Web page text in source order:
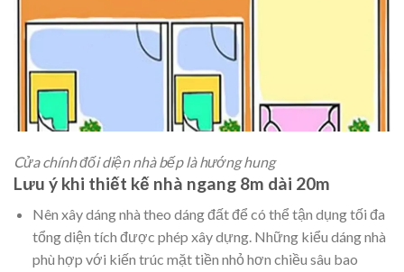
Cửa chính đối diện nhà bếp là hướng hung
Lưu ý khi thiết kế nhà ngang 8m dài 20m
Nên xây dáng nhà theo dáng đất để có thể tận dụng tối đa
tổng diện tích được phép xây dựng. Những kiểu dáng nhà
phù hợp với kiến trúc mặt tiền nhỏ hơn chiều sâu bao